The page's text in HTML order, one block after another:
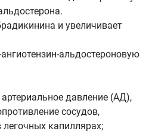
и увеличивает
альдостероновую
давление (АД),
сосудов,
легочных капиллярах;